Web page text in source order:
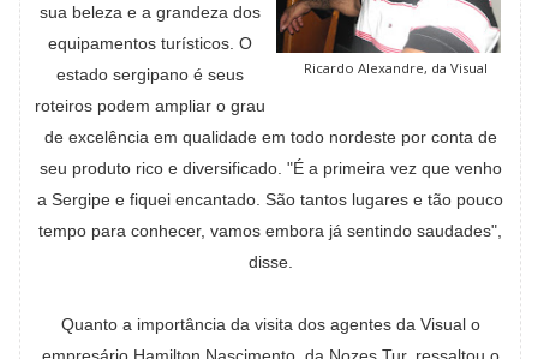
Ricardo Alexandre, da Visual
sua beleza e a grandeza dos
equipamentos turísticos. O
estado sergipano é seus
roteiros podem ampliar o grau
de excelência em qualidade em todo nordeste por conta de
seu produto rico e diversificado. "É a primeira vez que venho
a Sergipe e fiquei encantado. São tantos lugares e tão pouco
tempo para conhecer, vamos embora já sentindo saudades",
disse.
Quanto a importância da visita dos agentes da Visual o
empresário Hamilton Nascimento, da Nozes Tur, ressaltou o